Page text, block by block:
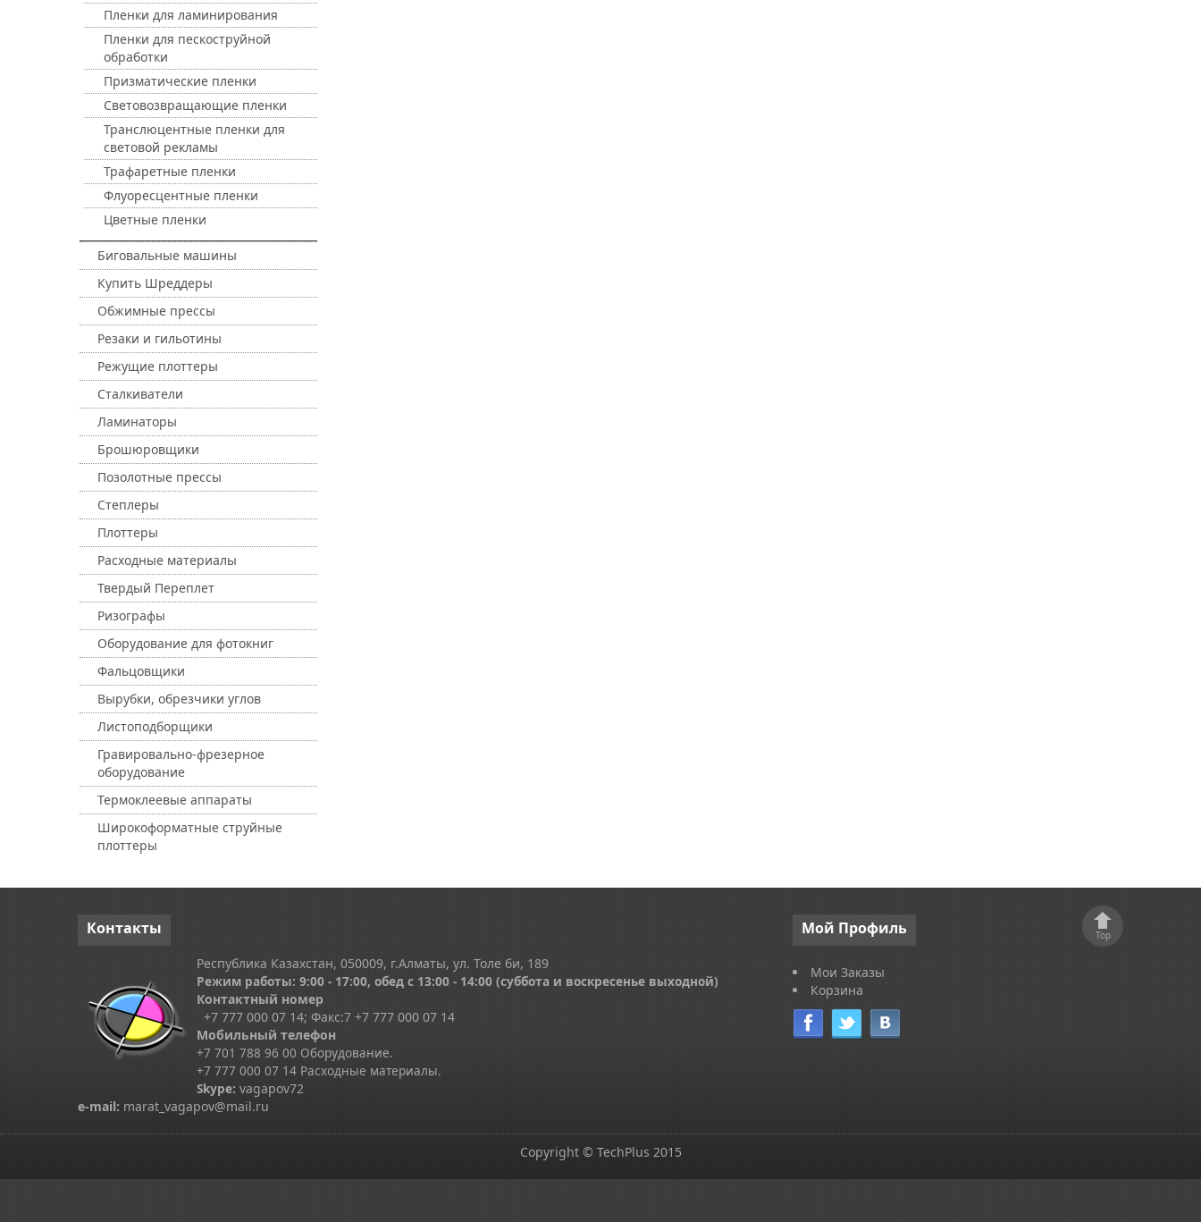
Пленки для ламинирования
Пленки для пескоструйной
обработки
Призматические пленки
Световозвращающие пленки
Транслюцентные пленки для
световой рекламы
Трафаретные пленки
Флуоресцентные пленки
Цветные пленки
Биговальные машины
Купить Шреддеры
Обжимные прессы
Резаки и гильотины
Режущие плоттеры
Сталкиватели
Ламинаторы
Брошюровщики
Позолотные прессы
Степлеры
Плоттеры
Расходные материалы
Твердый Переплет
Ризографы
Оборудование для фотокниг
Фальцовщики
Вырубки, обрезчики углов
Листоподборщики
Гравировально-фрезерное
оборудование
Термоклеевые аппараты
Широкоформатные струйные
плоттеры
Контакты
Республика Казахстан, 050009, г.Алматы, ул. Толе би, 189
Режим работы: 9:00 - 17:00, обед с 13:00 - 14:00 (суббота и воскресенье выходной)
Контактный номер
+7 777 000 07 14; Факс:7 +7 777 000 07 14
Мобильный телефон
+7 701 788 96 00 Оборудование.
+7 777 000 07 14 Расходные материалы.
Skype: vagapov72
e-mail: marat_vagapov@mail.ru
Мой Профиль
Мои Заказы
Корзина
Top
Copyright © TechPlus 2015